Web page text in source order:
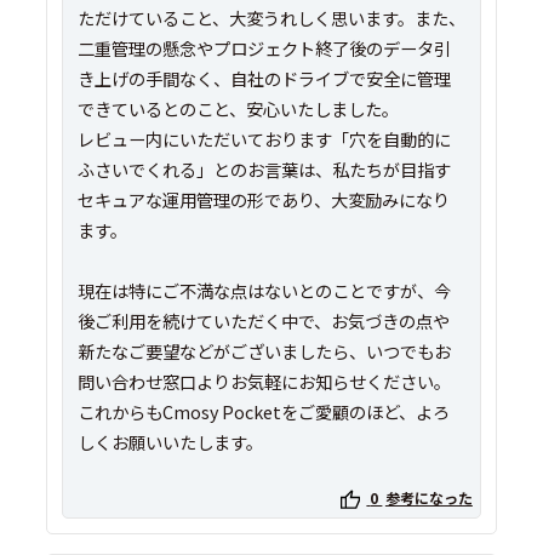
ただけていること、大変うれしく思います。また、
二重管理の懸念やプロジェクト終了後のデータ引
き上げの手間なく、自社のドライブで安全に管理
できているとのこと、安心いたしました。
レビュー内にいただいております「穴を自動的に
ふさいでくれる」とのお言葉は、私たちが目指す
セキュアな運用管理の形であり、大変励みになり
ます。
現在は特にご不満な点はないとのことですが、今
後ご利用を続けていただく中で、お気づきの点や
新たなご要望などがございましたら、いつでもお
問い合わせ窓口よりお気軽にお知らせください。
これからもCmosy Pocketをご愛顧のほど、よろ
しくお願いいたします。
0 参考になった